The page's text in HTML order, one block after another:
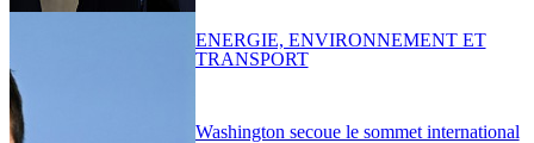
Washington secoue le sommet international
ENERGIE, ENVIRONNEMENT ET
TRANSPORT